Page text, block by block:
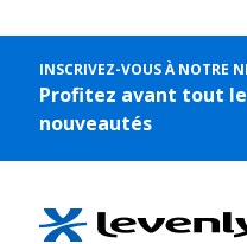
INSCRIVEZ-VOUS À NOTRE
Profitez avant tout le
nouveautés